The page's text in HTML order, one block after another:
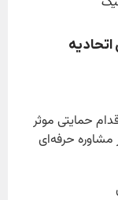
حمایتی موثر
حرفه‌ای